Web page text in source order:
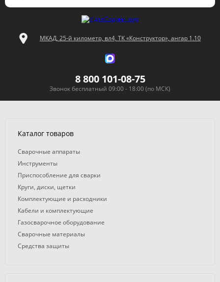
МКАД, 25-й километр, вл4, ТК «Конструктор», ангар 1.10
8 800 101-08-75
Звонок бесплатный 09:00 - 18:00 (по МСК)
Каталог товаров
Сварочные аппараты
Инструменты
Приспособление для сварки
Круги, диски, щетки
Комплектующие и расходники
Кабели и комплектующие
Газосварочное оборудование
Сварочные материалы
Средства защиты